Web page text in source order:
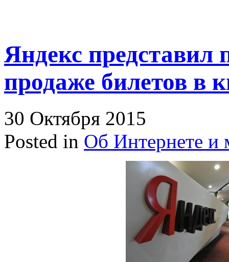
Яндекс представил
продаже билетов в
30 Октября 2015
Posted in Об Интернете и